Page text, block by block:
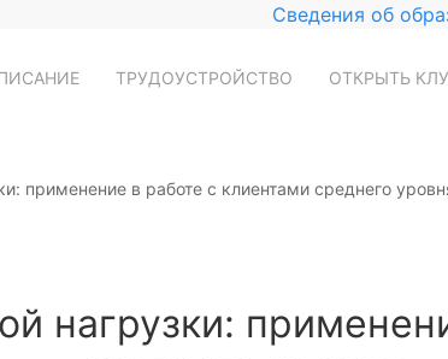
Сведения об
ТРУДОУСТРОЙСТВО ОТКРЫТЬ
применение в работе с клиентами среднего
нагрузки: